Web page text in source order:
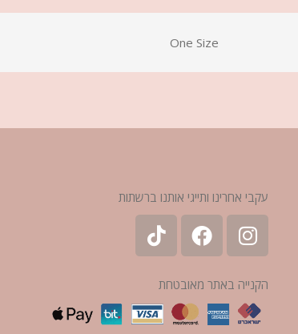
One Size
עקבי אחרינו ותייגי אותנו ברשתות
הקנייה באתר מאובטחת